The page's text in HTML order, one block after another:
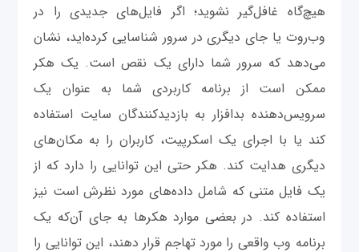
هیچ‌گاه غافل‌گیر نشوید؛ اگر فایل‌های جدیدی را در
وب‌روت یا جای دیگری در سرور شناسایی کرده‌اید، نشان
می‌دهد که سرور شما دارای یک نقص است. یک هکر
ممکن است از برنامه کاربردی شما به عنوان یک
سرویس‌دهنده بدافزار به بازدیدکنندگان سایت استفاده
کند یا با اجرای یک اسکرپیت، کاربران را به مکان‌های
دیگری هدایت کند. هکر حتی این توانایی را دارد که از
یک فایل متنی که شامل داده‌های مورد نظرش است نیز
استفاده کند. در بعضی موارد هکرها به جای آن‌که یک
برنامه وب واقعی را مورد تهاجم قرار دهند، این توانایی را